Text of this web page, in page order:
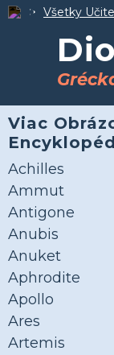
Všetky
Viac
Achilles
Ammut
Antigone
Anubis
Anuket
Aphrodite
Apollo
Ares
Artemis